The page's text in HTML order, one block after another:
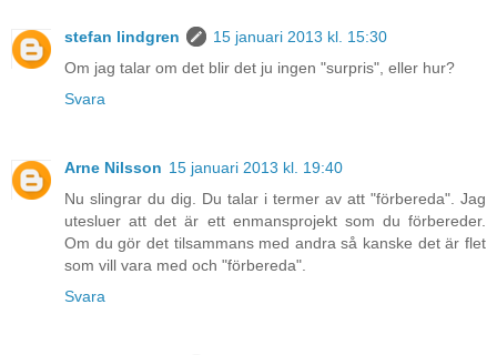
stefan lindgren
15 januari 2013 kl. 15:30
Om jag talar om det blir det ju ingen "surpris", eller hur?
Svara
Arne Nilsson 15 januari 2013 kl. 19:40
Nu slingrar du dig. Du talar i termer av att "förbereda". Jag
utesluer att det är ett enmansprojekt som du förbereder.
Om du gör det tilsammans med andra så kanske det är flet
som vill vara med och "förbereda".
Svara